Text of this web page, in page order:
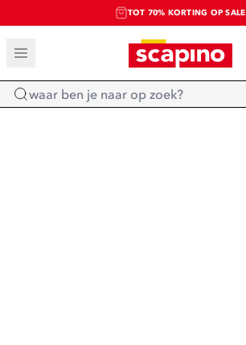
TOT 70% KORTING OP SALE
SALE: LAATSTE KANS!
SHOP NIEUW
Home